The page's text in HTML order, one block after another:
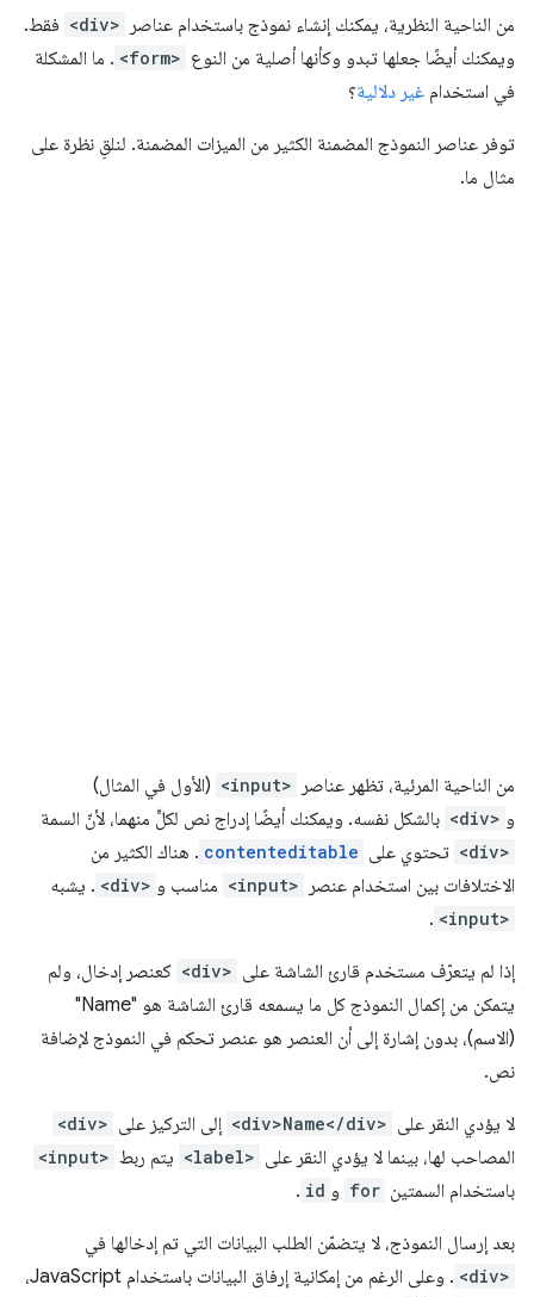
من الناحية النظرية، يمكنك إنشاء نموذج باستخدام عناصر <div> فقط.
ويمكنك أيضًا جعلها تبدو وكأنها أصلية من النوع <form> . ما المشكلة
في استخدام غير دلالية؟
توفر عناصر النموذج المضمنة الكثير من الميزات المضمنة. لنلقِ نظرة على
مثال ما.
من الناحية المرئية، تظهر عناصر <input> (الأول في المثال)
و <div> بالشكل نفسه. ويمكنك أيضًا إدراج نص لكلٍّ منهما، لأنّ السمة
<div> تحتوي على contenteditable . هناك الكثير من
الاختلافات بين استخدام عنصر
<input> مناسب و <div> . يشبه
<input>
.
إذا لم يتعرّف مستخدم قارئ الشاشة على <div> كعنصر إدخال، ولم
يتمكن من إكمال النموذج كل ما يسمعه قارئ الشاشة هو "Name"
(الاسم)، بدون إشارة إلى أن العنصر هو عنصر تحكم في النموذج لإضافة
نص.
لا يؤدي النقر على <div>Name</div> إلى التركيز على <div>
المصاحب لها، بينما لا يؤدي النقر على <label> يتم ربط <input>
باستخدام السمتين for و id
.
بعد إرسال النموذج، لا يتضمّن الطلب البيانات التي تم إدخالها في
<div>
. وعلى الرغم من إمكانية إرفاق البيانات باستخدام JavaScript،